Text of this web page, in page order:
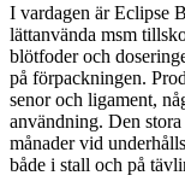
I vardagen är Eclipse
lättanvända msm
blötfoder och
på förpackningen.
senor och ligament,
användning. Den
månader vid
både i stall och på